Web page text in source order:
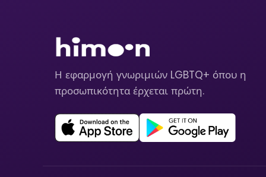
Η εφαρμογή γνωριμιών LGBTQ+ όπου η
προσωπικότητα έρχεται πρώτη.